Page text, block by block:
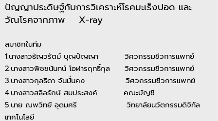
ปัญญาประดิษฐ์กับการวิเคราะห์โรคมะเร็งปอด และ
วัณโรคจากภาพ X-ray
สมาชิกในทีม
1.นางสาวธัญวรัตม์ บุญปัญญา วิศวกรรมชีวการแพทย์
2.นางสาวพิชชนันทน์ โอฬารฤทธิ์กุล วิศวกรรมชีวการแพทย์
3.นางสาวกุลธิดา จันมั่นคง วิศวกรรมชีวการแพทย์
4.นางสาวสลิลรักษ์ สมประสงค์ คณะบัญชี
5.นาย ณพวิทย์ อุดมศรี วิทยาลัยนวัตกรรมดิจิทัล
เทคโนโลยี